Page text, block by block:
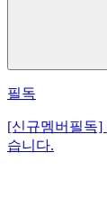
필독
[신규멤버필독]
습니다.